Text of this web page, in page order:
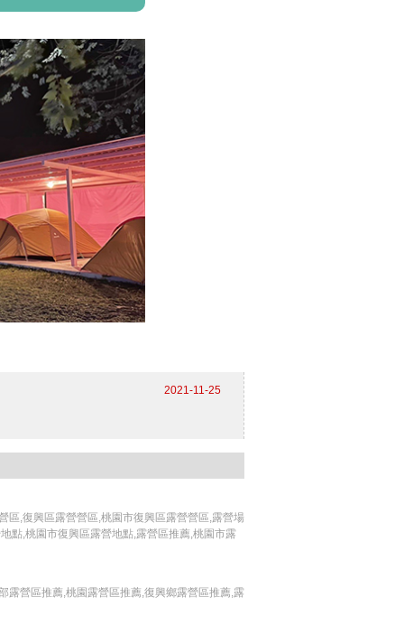
2021-11-25
區,復興區露營營區,桃園市復興區露營營區,露營場
點,桃園市復興區露營地點,露營區推薦,桃園市露
露營區推薦,桃園露營區推薦,復興鄉露營區推薦,露